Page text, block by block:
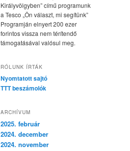
Királyvölgyben” című programunk
a Tesco „Ön választ, mi segítünk”
Programján elnyert 200 ezer
forintos vissza nem térítendő
támogatásával valósul meg.
RÓLUNK ÍRTÁK
Nyomtatott sajtó
TTT beszámolók
ARCHÍVUM
2025. február
2024. december
2024. november